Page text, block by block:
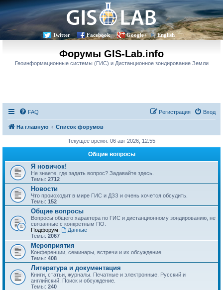
Twitter Facebook Google+ English
Форумы GIS-Lab.info
Геоинформационные системы (ГИС) и Дистанционное зондирование Земли
FAQ Вход
Регистрация
На главную Список форумов
Текущее время: 06 авг 2026, 12:55
Общие вопросы
Я новичок!
Не знаете, где задать вопрос? Задавайте здесь.
Темы: 2712
Новости
Что происходит в мире ГИС и ДЗЗ и очень хочется обсудить.
Темы: 152
Общие вопросы
Вопросы общего характера по ГИС и дистанционному зондированию, не
связанные с конкретным ПО.
Подфорум:
Данные
Темы: 2067
Мероприятия
Конференции, семинары, встречи и их обсуждение
Темы: 408
Литература и документация
Книги, статьи, журналы. Печатные и электронные. Русский и
английский. Поиск и обсуждение.
Темы: 240